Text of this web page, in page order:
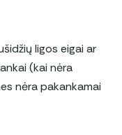
ligos eigai ar
(kai nėra
nėra pakankamai